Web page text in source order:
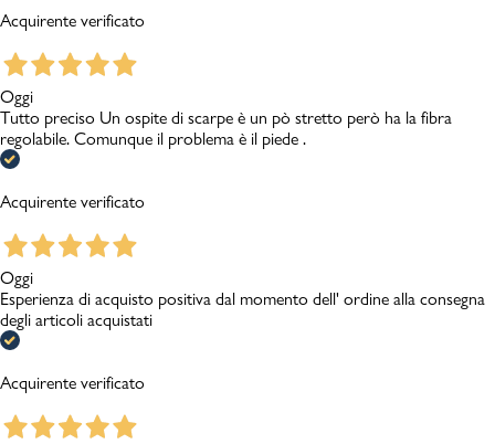
Acquirente verificato
Oggi
Tutto preciso Un ospite di scarpe è un pò stretto però ha la fibra
regolabile. Comunque il problema è il piede .
Acquirente verificato
Oggi
Esperienza di acquisto positiva dal momento dell' ordine alla consegna
degli articoli acquistati
Acquirente verificato